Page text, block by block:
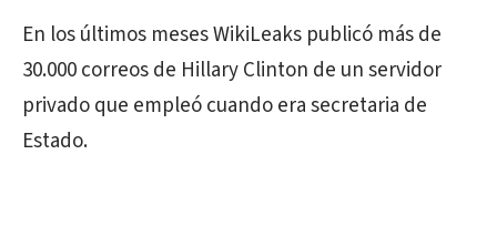
En los últimos meses WikiLeaks publicó más de
30.000 correos de Hillary Clinton de un servidor
privado que empleó cuando era secretaria de
Estado.